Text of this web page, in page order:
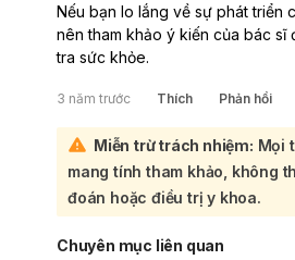
Nếu bạn lo lắng về sự phát triển
nên tham khảo ý kiến của bác sĩ
tra sức khỏe.
3 năm trước Thích Phản hồi
Miễn trừ trách nhiệm: Mọi
mang tính tham khảo, không
đoán hoặc điều trị y khoa.
Chuyên mục liên quan